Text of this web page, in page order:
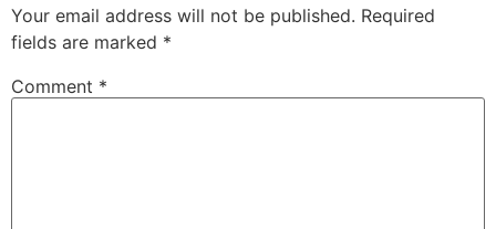
Your email address will not be published. Required
fields are marked *
Comment *